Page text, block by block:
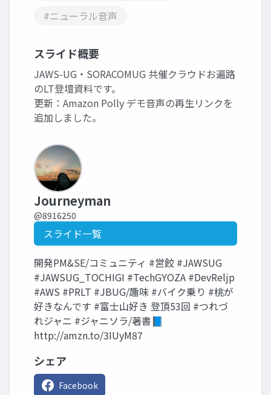
#ニューラル音声
スライド概要
JAWS-UG・SORACOMUG 共催クラウドお遍路
のLT登壇資料です。
更新：Amazon Polly デモ音声の再生リンクを
追加しました。
Journeyman
@8916250
スライド一覧
開発PM&SE/コミュニティ #営餃 #JAWSUG
#JAWSUG_TOCHIGI #TechGYOZA #DevReljp
#AWS #PRLT #JBUG/趣味 #バイク乗り #桃が
好きなんです #富士山好き 登頂53回 #つれづ
れジャニ #ジャニソラ/著書📘
http://amzn.to/3IUyM87
シェア
Facebook